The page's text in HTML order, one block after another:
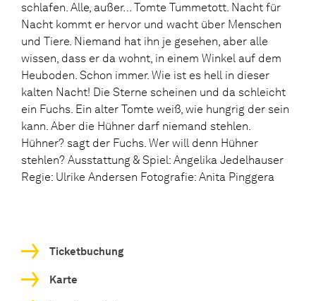
schlafen. Alle, außer… Tomte Tummetott. Nacht für
Nacht kommt er hervor und wacht über Menschen
und Tiere. Niemand hat ihn je gesehen, aber alle
wissen, dass er da wohnt, in einem Winkel auf dem
Heuboden. Schon immer. Wie ist es hell in dieser
kalten Nacht! Die Sterne scheinen und da schleicht
ein Fuchs. Ein alter Tomte weiß, wie hungrig der sein
kann. Aber die Hühner darf niemand stehlen.
Hühner? sagt der Fuchs. Wer will denn Hühner
stehlen? Ausstattung & Spiel: Angelika Jedelhauser
Regie: Ulrike Andersen Fotografie: Anita Pinggera
Ticketbuchung
Karte